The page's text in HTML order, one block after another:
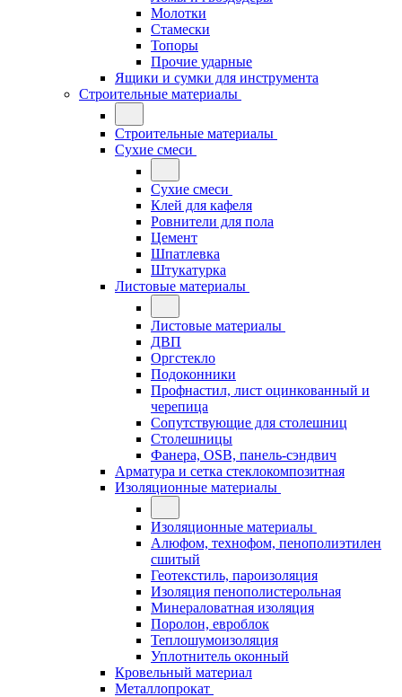
Молотки
Стамески
Топоры
Прочие ударные
Ящики и сумки для инструмента
Строительные материалы
Строительные материалы
Сухие смеси
Сухие смеси
Клей для кафеля
Ровнители для пола
Цемент
Шпатлевка
Штукатурка
Листовые материалы
Листовые материалы
ДВП
Оргстекло
Подоконники
Профнастил, лист оцинкованный и
черепица
Сопутствующие для столешниц
Столешницы
Фанера, OSB, панель-сэндвич
Арматура и сетка стеклокомпозитная
Изоляционные материалы
Изоляционные материалы
Алюфом, технофом, пенополиэтилен
сшитый
Геотекстиль, пароизоляция
Изоляция пенополистерольная
Минераловатная изоляция
Поролон, евроблок
Теплошумоизоляция
Уплотнитель оконный
Кровельный материал
Металлопрокат